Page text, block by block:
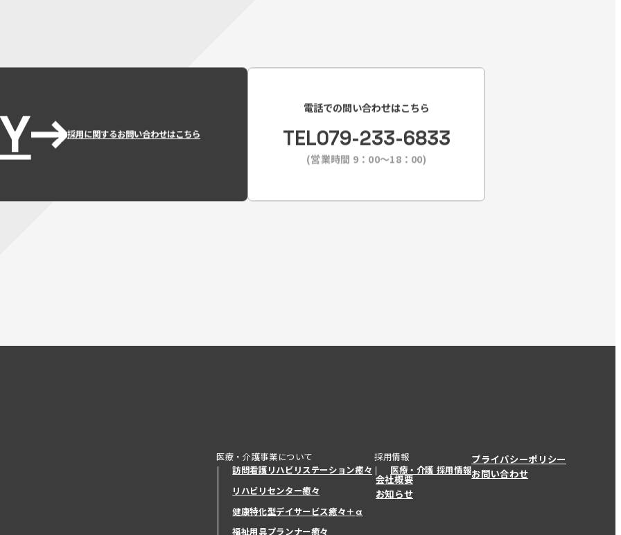
採用に関するお問い合わせはこちら
電話での問い合わせはこちら
TEL079-233-6833
(営業時間 9：00〜18：00)
医療・介護事業について
訪問看護リハビリステーション癒々
リハビリセンター癒々
健康特化型デイサービス癒々＋α
健康特化型デイサービス癒々＋
福祉用具プランナー癒々
採用情報
医療・介護 採用情報
会社概要
お知らせ
プライバシーポリシー
お問い合わせ